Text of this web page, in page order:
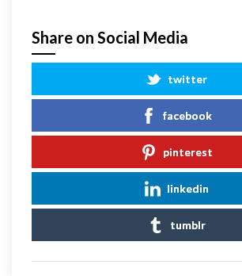
Share on Social Media
twitter
facebook
pinterest
linkedin
tumblr